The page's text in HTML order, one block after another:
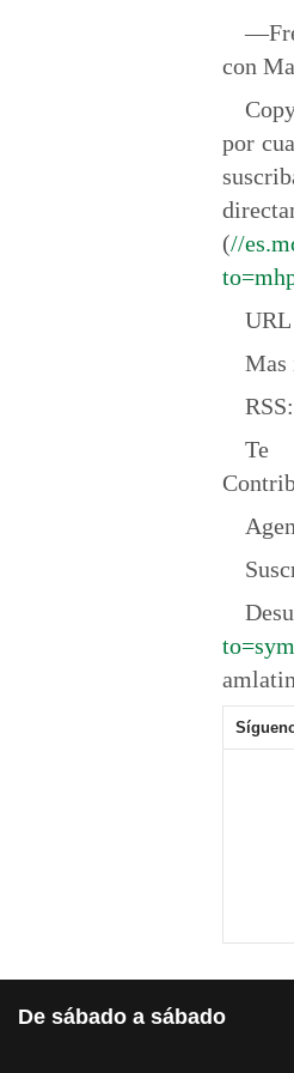
con
por
(//
to=
URL
Mas
RSS:
to=
De sábado a sábado